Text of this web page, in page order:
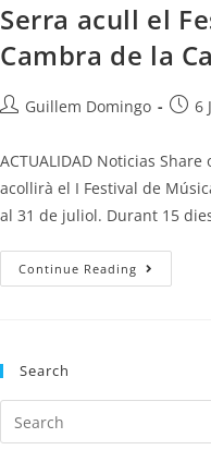
Serra acull el
Cambra de la
Guillem Domingo 6
ACTUALIDAD Noticias
acollirà el I Festival de
al 31 de juliol. Durant 15
Continue Reading
Search